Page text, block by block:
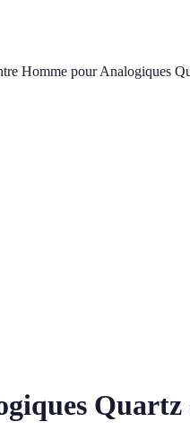
Homme pour Analogiques
Quartz